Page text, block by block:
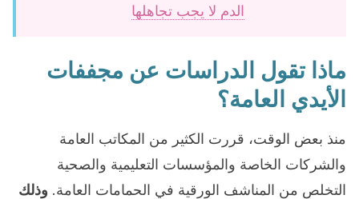
الدم لا يجب تجاهلها
ماذا تقول الدراسات عن مجففات
الأيدي العامة؟
منذ بعض الوقت، قررت الكثير من المكاتب العامة
والشركات الخاصة والمؤسسات التعليمية والصحية
التخلص من المناشف الورقية في الحمامات العامة. وذلك